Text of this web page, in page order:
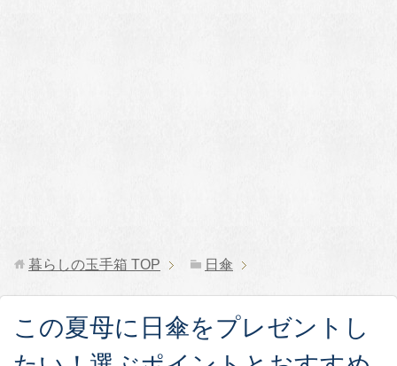
暮らしの玉手箱 TOP 日傘
この夏母に日傘をプレゼントし